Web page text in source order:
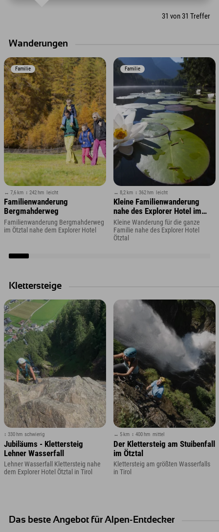
31 von31 Treffer
Wanderungen
Familie
↔ 7,6 km ↕ 242 hm leicht
Familienwanderung
Bergmahderweg
Familienwanderung Bergmahderweg
im Ötztal nahe dem Explorer Hotel
Familie
↔ 8,2 km ↕ 362 hm leicht
Kleine Familienwanderung
nahe des Explorer Hotel im
Ötztal
Kleine Wanderung für die ganze
Familie nahe des Explorer Hotel
Ötztal
Klettersteige
↕ 330 hm schwierig
Jubiläums - Klettersteig
Lehner Wasserfall
Lehner Wasserfall Klettersteig nahe
dem Explorer Hotel Ötztal in Tirol
↔ 5 km ↕ 400 hm mittel
Der Klettersteig am Stuibenfall
im Ötztal
Klettersteig am größten Wasserfalls
in Tirol
Das beste Angebot für Alpen-Entdecker